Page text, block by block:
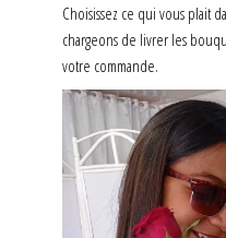
Choisissez ce qui vous plait
chargeons de livrer les
votre commande.